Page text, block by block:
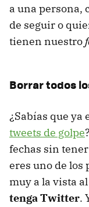
a una persona,
de seguir o
tienen nuestro
Borrar todos
¿Sabías que ya
tweets de golpe
fechas sin
eres uno de los
muy a la vista al
tenga Twitter.